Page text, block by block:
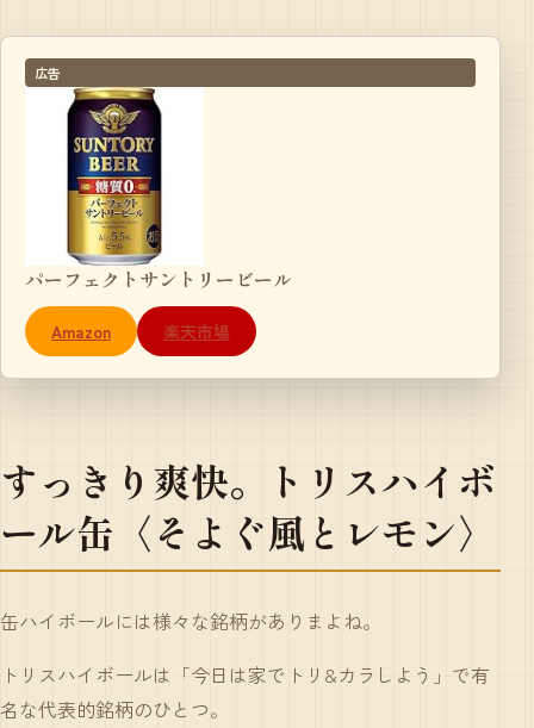
広告
パーフェクトサントリービール
Amazon 楽天市場
すっきり爽快。トリスハイボ
ール缶〈そよぐ風とレモン〉
缶ハイボールには様々な銘柄がありまよね。
トリスハイボールは「今日は家でトリ&カラしよう」で有
名な代表的銘柄のひとつ。